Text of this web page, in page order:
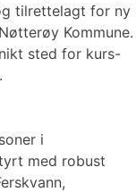
tilrettelagt for ny
Kommune.
sted for kurs-
i
med robust